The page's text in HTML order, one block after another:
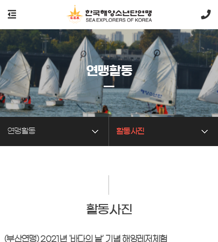
연맹활동 활동사진
연맹활동
활동사진
(부산연맹) 2021년 '바다의 날' 기념 해양레저체험